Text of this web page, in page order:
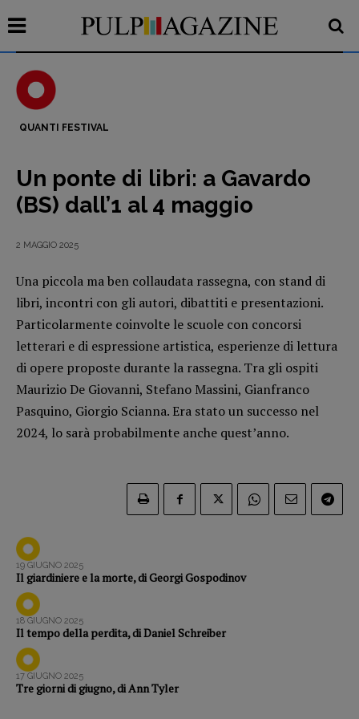
Recensioni
Primo Piano
Interviste
presente
Fumetti
Libro & Film
Pulp for kids
Opera prima
DOSSIER
12 dicembre
Intelligenza Artificiale
Pasolini 1922-2022
Psichedelia
Stranimondi
Valerio Evangelisti
Vampirismi
QUANTI FESTIVAL
Un ponte di libri: a Gavardo
(BS) dall’1 al 4 maggio
2 MAGGIO 2025
Una piccola ma ben collaudata rassegna, con stand di
libri, incontri con gli autori, dibattiti e presentazioni.
Particolarmente coinvolte le scuole con concorsi
letterari e di espressione artistica, esperienze di lettura
di opere proposte durante la rassegna. Tra gli ospiti
Maurizio De Giovanni, Stefano Massini, Gianfranco
Pasquino, Giorgio Scianna. Era stato un successo nel
2024, lo sarà probabilmente anche quest’anno.
19 GIUGNO 2025
Il giardiniere e la morte, di Georgi Gospodinov
18 GIUGNO 2025
Il tempo della perdita, di Daniel Schreiber
17 GIUGNO 2025
Tre giorni di giugno, di Ann Tyler